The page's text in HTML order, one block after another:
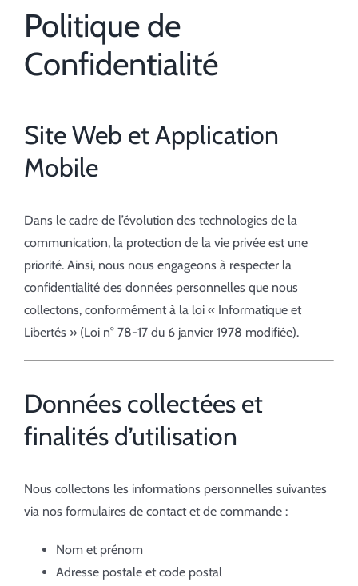
Politique de
Confidentialité
Site Web et Application
Mobile
Dans le cadre de l’évolution des technologies de la
communication, la protection de la vie privée est une
priorité. Ainsi, nous nous engageons à respecter la
confidentialité des données personnelles que nous
collectons, conformément à la loi « Informatique et
Libertés » (Loi n° 78-17 du 6 janvier 1978 modifiée).
Données collectées et
finalités d’utilisation
Nous collectons les informations personnelles suivantes
via nos formulaires de contact et de commande :
Nom et prénom
Adresse postale et code postal